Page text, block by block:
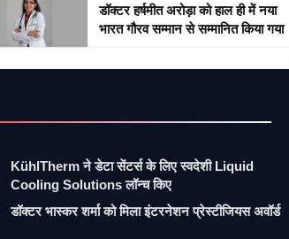
डॉक्टर हर्षमीत अरोड़ा को हाल ही में नया
भारत गौरव सम्मान से सम्मानित किया गया
KühlTherm ने डेटा सेंटर्स के लिए स्वदेशी Liquid
Cooling Solutions लॉन्च किए
डॉक्टर भास्कर शर्मा को मिला इंटरनेशन प्रेस्टीजियस अवॉर्ड